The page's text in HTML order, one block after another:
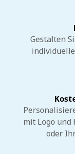
Gestalten
mit Logo
oder